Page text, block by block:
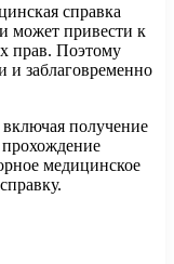
справка
может привести к
прав. Поэтому
и заблаговременно
включая получение
прохождение
медицинское